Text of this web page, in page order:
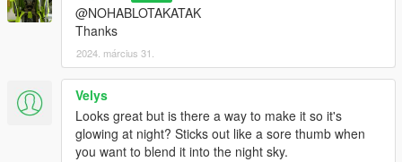
@NOHABLOTAKATAK
Thanks
2024. március 31.
Velys
Looks great but is there a way to make it so it's
glowing at night? Sticks out like a sore thumb when
you want to blend it into the night sky.